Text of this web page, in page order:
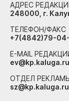
АДРЕС
248000, г.
ТЕЛЕФОН/ФАКС
+7(4842)79-
E-MAIL
ОТДЕЛ
sz@kp.kaluga.ru